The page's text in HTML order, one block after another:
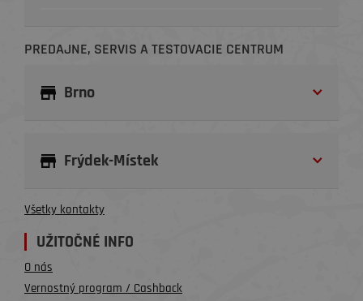
PREDAJNE, SERVIS A TESTOVACIE CENTRUM
Brno
Frýdek-Místek
Všetky kontakty
UŽITOČNÉ INFO
O nás
Vernostný program / Cashback